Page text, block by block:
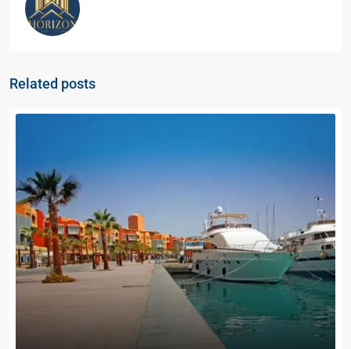
Related posts